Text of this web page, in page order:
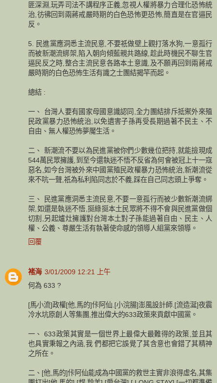
匪深淵,玩弄司法不講程序正義,忽視人權將暴力合理化恐怖統
治,彷彿回到兩蔣戒嚴時期的白色恐怖更恐怖,簡直是在官逼民
反。
5. 民進黨應洞悉主流民意,不要祇做壁上觀打落水狗,一意孤行
而被新潮流綁架,陷入朝向傾藍親共路線,趁此時機民不聊生官
逼民反之時,整合主流民意各路本土意識,及不願再回到兩蔣戒
嚴時期的白色恐怖生活有識之士團結揭竿而起。
總結 :
一、 台灣人要有國家母國意識認同,全力團結排斥抵禦外來殖
民政黨暴力恐怖統治,以免遺害子孫再受長期過著不民主、不
自由、無人權恐怖夢魘生活。
二、 新潮流不要以為民進黨被你們少數幾位把持,就能撿現成
544萬民眾擁護,到至今還執迷不悟不反省為何會被冠上十一寇
惡名,如今台灣被外來中國黨殖民政權暴力恐怖統治,新潮流從
來不吭一聲,祇為私利陷同志於不義,踩在自己同志頭上爭奪。
三、 民進黨應洞悉主流民意,不要一意孤行而被少數新潮流綁
架,如還是執迷不悟,挺綠挺本土民眾將不得不會與民進黨做個
切割,另起爐灶擁護對台灣本土對子孫能過著自由、民主、人
權、公義、尊嚴生活有執著使命感的領導人組黨來領導。
回覆
褚海 3/01/2009 12:21 上午
何為 633 ?
[馬小流]政權[他,馬的]佧阿仙.[小浣腸]澎風設計師.[流造涎]夜震
冷水坑原創人等集團,推出偉大的633政策來貢獻中國黨。
一、 633政策其實是一個世界上最偉大最難得的政策,並且其
也具實秉報之內涵,我 們都把它誤覺了其含意也會錯了其精神
之所在。
二、[他,馬的]佧阿仙能成為中國黨的救世主實非浪得虛名,其集